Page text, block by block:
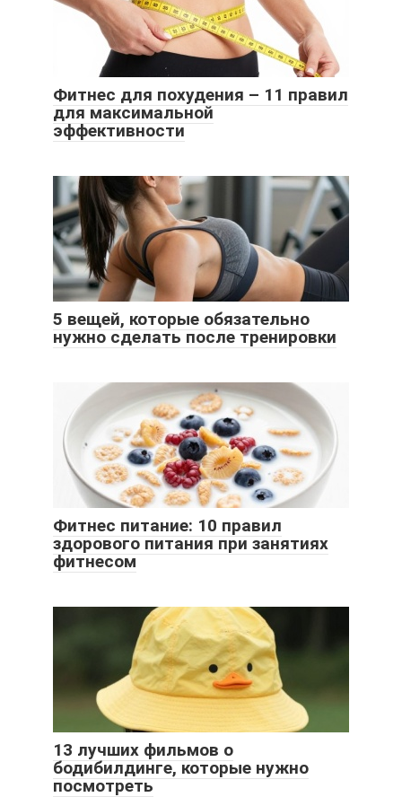
Фитнес для похудения – 11 правил
для максимальной
эффективности
5 вещей, которые обязательно
нужно сделать после тренировки
Фитнес питание: 10 правил
здорового питания при занятиях
фитнесом
13 лучших фильмов о
бодибилдинге, которые нужно
посмотреть